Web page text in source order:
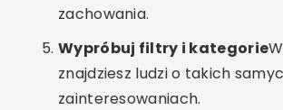
zachowania.
Wypróbuj filtry i kategorie
znajdziesz ludzi o takich
zainteresowaniach.